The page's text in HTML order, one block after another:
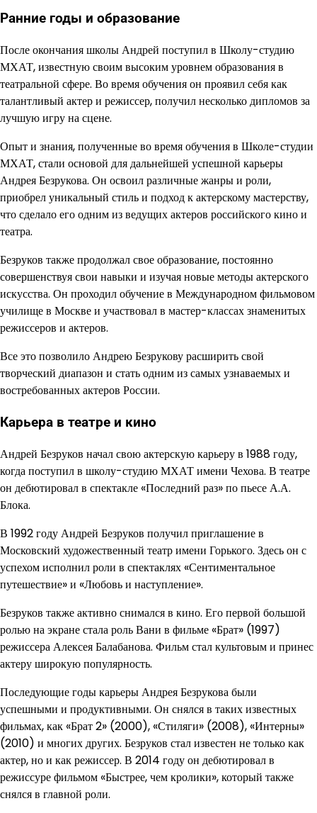
Ранние годы и образование
После окончания школы Андрей поступил в Школу-студию
МХАТ, известную своим высоким уровнем образования в
театральной сфере. Во время обучения он проявил себя как
талантливый актер и режиссер, получил несколько дипломов за
лучшую игру на сцене.
Опыт и знания, полученные во время обучения в Школе-студии
МХАТ, стали основой для дальнейшей успешной карьеры
Андрея Безрукова. Он освоил различные жанры и роли,
приобрел уникальный стиль и подход к актерскому мастерству,
что сделало его одним из ведущих актеров российского кино и
театра.
Безруков также продолжал свое образование, постоянно
совершенствуя свои навыки и изучая новые методы актерского
искусства. Он проходил обучение в Международном фильмовом
училище в Москве и участвовал в мастер-классах знаменитых
режиссеров и актеров.
Все это позволило Андрею Безрукову расширить свой
творческий диапазон и стать одним из самых узнаваемых и
востребованных актеров России.
Карьера в театре и кино
Андрей Безруков начал свою актерскую карьеру в 1988 году,
когда поступил в школу-студию МХАТ имени Чехова. В театре
он дебютировал в спектакле «Последний раз» по пьесе А.А.
Блока.
В 1992 году Андрей Безруков получил приглашение в
Московский художественный театр имени Горького. Здесь он с
успехом исполнил роли в спектаклях «Сентиментальное
путешествие» и «Любовь и наступление».
Безруков также активно снимался в кино. Его первой большой
ролью на экране стала роль Вани в фильме «Брат» (1997)
режиссера Алексея Балабанова. Фильм стал культовым и принес
актеру широкую популярность.
Последующие годы карьеры Андрея Безрукова были
успешными и продуктивными. Он снялся в таких известных
фильмах, как «Брат 2» (2000), «Стиляги» (2008), «Интерны»
(2010) и многих других. Безруков стал известен не только как
актер, но и как режиссер. В 2014 году он дебютировал в
режиссуре фильмом «Быстрее, чем кролики», который также
снялся в главной роли.